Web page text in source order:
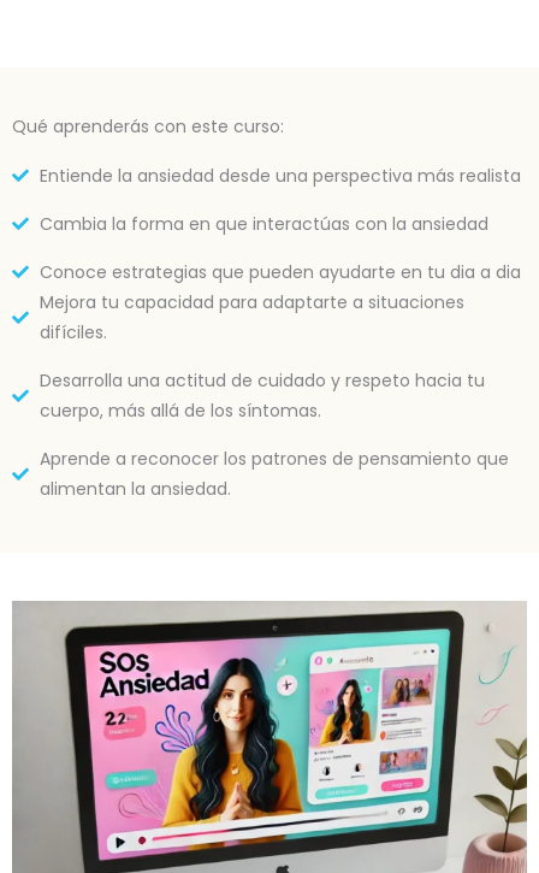
Qué aprenderás con este curso:
Entiende la ansiedad desde una perspectiva más realista
Cambia la forma en que interactúas con la ansiedad
Conoce estrategias que pueden ayudarte en tu dia a dia
Mejora tu capacidad para adaptarte a situaciones
difíciles.
Desarrolla una actitud de cuidado y respeto hacia tu
cuerpo, más allá de los síntomas.
Aprende a reconocer los patrones de pensamiento que
alimentan la ansiedad.